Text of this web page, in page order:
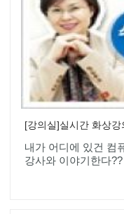
[강의실]실시간 화상강
내가 어디에 있건 컴
강사와 이야기한다